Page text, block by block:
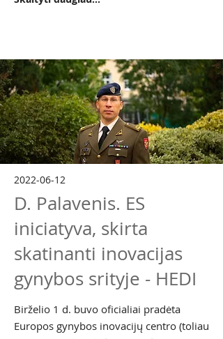
2022-06-12
D. Palavenis. ES
iniciatyva, skirta
skatinanti inovacijas
gynybos srityje - HEDI
Birželio 1 d. buvo oficialiai pradėta
Europos gynybos inovacijų centro (toliau